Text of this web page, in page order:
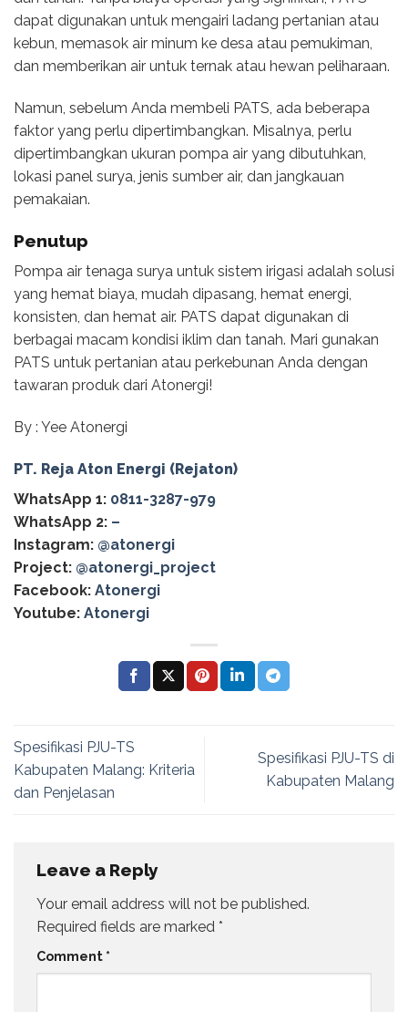
dapat digunakan untuk mengairi ladang pertanian atau
kebun, memasok air minum ke desa atau pemukiman,
dan memberikan air untuk ternak atau hewan peliharaan.
Namun, sebelum Anda membeli PATS, ada beberapa
faktor yang perlu dipertimbangkan. Misalnya, perlu
dipertimbangkan ukuran pompa air yang dibutuhkan,
lokasi panel surya, jenis sumber air, dan jangkauan
pemakaian.
Penutup
Pompa air tenaga surya untuk sistem irigasi adalah solusi
yang hemat biaya, mudah dipasang, hemat energi,
konsisten, dan hemat air. PATS dapat digunakan di
berbagai macam kondisi iklim dan tanah. Mari gunakan
PATS untuk pertanian atau perkebunan Anda dengan
tawaran produk dari Atonergi!
By : Yee Atonergi
PT. Reja Aton Energi (Rejaton)
WhatsApp 1: 0811-3287-979
WhatsApp 2: –
Instagram: @atonergi
Project: @atonergi_project
Facebook: Atonergi
Youtube: Atonergi
Spesifikasi PJU-TS
Kabupaten Malang: Kriteria
dan Penjelasan
Spesifikasi PJU-TS di
Kabupaten Malang
Leave a Reply
Your email address will not be published.
Required fields are marked *
Comment *